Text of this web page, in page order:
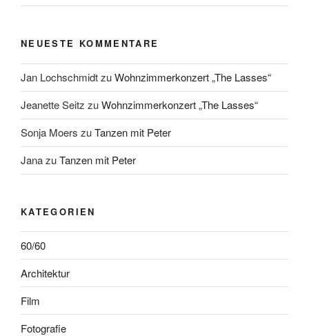
NEUESTE KOMMENTARE
Jan LochschmidtzuWohnzimmerkonzert „The Lasses“
Jeanette Seitz zuWohnzimmerkonzert „The Lasses“
Sonja Moers zuTanzen mit Peter
JanazuTanzen mit Peter
KATEGORIEN
60/60
Architektur
Film
Fotografie